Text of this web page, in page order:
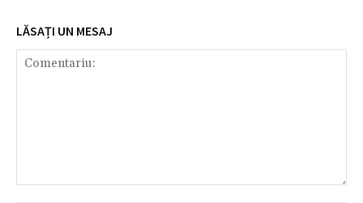
LĂSAȚI UN MESAJ